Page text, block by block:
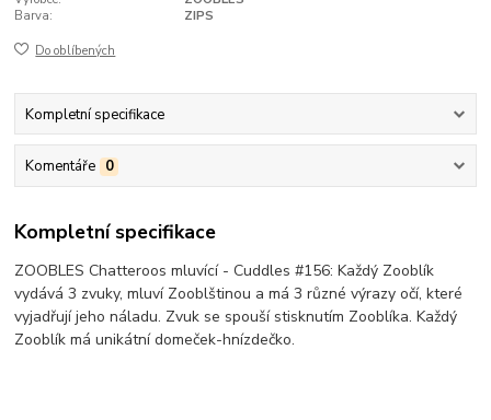
Barva:
ZIPS
Do oblíbených
Kompletní specifikace
Komentáře 0
Kompletní specifikace
ZOOBLES Chatteroos mluvící - Cuddles #156: Každý Zooblík
vydává 3 zvuky, mluví Zooblštinou a má 3 různé výrazy očí, které
vyjadřují jeho náladu. Zvuk se spouší stisknutím Zooblíka. Každý
Zooblík má unikátní domeček-hnízdečko.